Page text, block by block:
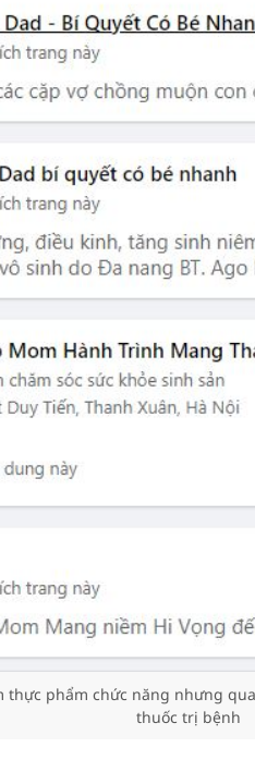
thực phẩm chức năng nhưng
thuốc trị bệnh